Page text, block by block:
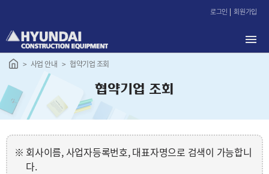
로
가
로그인 회원가입
사업 안내 협약기업 조회
협약기업 조회
회사이름, 사업자등록번호, 대표자명으로 검색이 가능합니
다.